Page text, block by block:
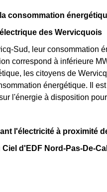
consommation
des Wervicquois
Sud, leur consommation
correspond à inférieure
les citoyens de
énergétique. Il
l'énergie à disposition
l'électricité à proximité
d'EDF Nord-Pas-De-